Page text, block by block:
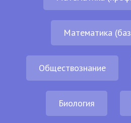
Математика
Обществознание
Биология